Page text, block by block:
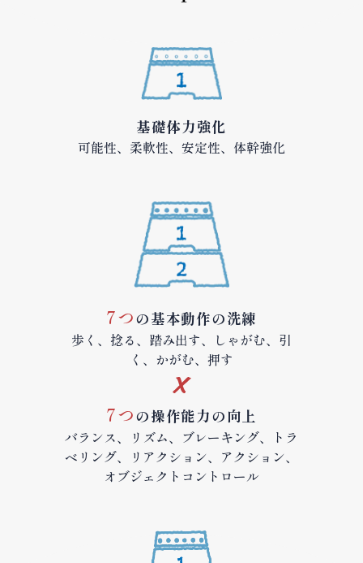
基礎体力強化
可能性、柔軟性、安定性、体幹強化
7つの基本動作の洗練
歩く、捻る、踏み出す、しゃがむ、引
く、かがむ、押す
7つの操作能力の向上
バランス、リズム、ブレーキング、トラ
ベリング、リアクション、アクション、
オブジェクトコントロール